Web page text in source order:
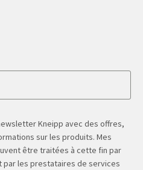
Kneipp avec des offres,
sur les produits. Mes
être traitées à cette fin par
par les prestataires de services